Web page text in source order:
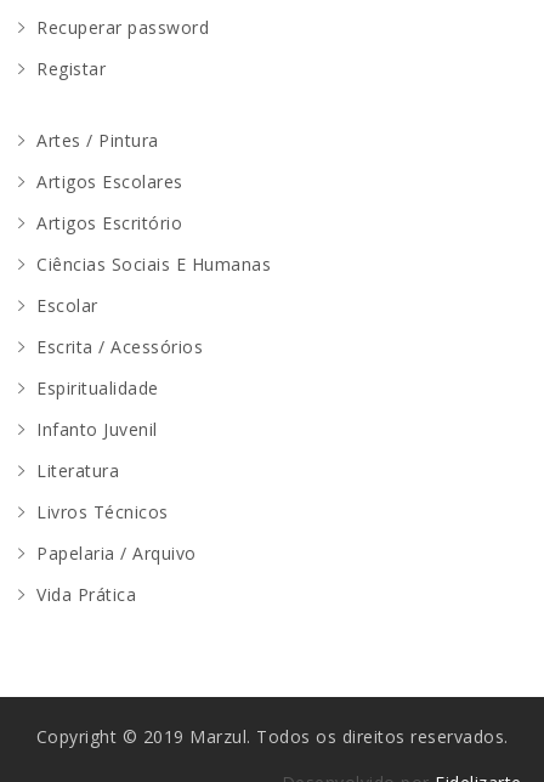
Recuperar password
Registar
Artes / Pintura
Artigos Escolares
Artigos Escritório
Ciências Sociais E Humanas
Escolar
Escrita / Acessórios
Espiritualidade
Infanto Juvenil
Literatura
Livros Técnicos
Papelaria / Arquivo
Vida Prática
Copyright © 2019 Marzul. Todos os direitos reservados.